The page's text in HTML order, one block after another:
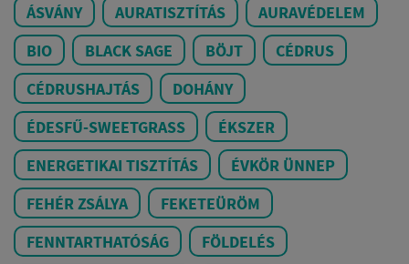
ÁSVÁNY
AURATISZTÍTÁS
AURAVÉDELEM
BIO
BLACK SAGE BÖJT
CÉDRUS
CÉDRUSHAJTÁS
DOHÁNY
ÉDESFŰ-SWEETGRASS
ÉKSZER
ENERGETIKAI TISZTÍTÁS
ÉVKÖR ÜNNEP
FEHÉR ZSÁLYA
FEKETEÜRÖM
FENNTARTHATÓSÁG
FÖLDELÉS